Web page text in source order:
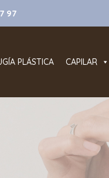
97
PLÁSTICA CAPILAR